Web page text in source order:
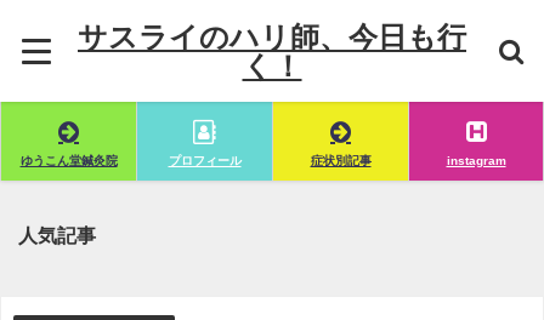
サスライのハリ師、今日も行
く！
ゆうこん堂鍼灸院 プロフィール 症状別記事 instagram
人気記事